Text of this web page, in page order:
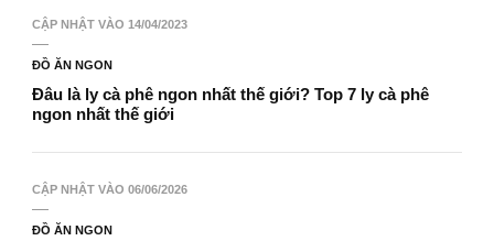
CẬP NHẬT VÀO 14/04/2023
ĐỒ ĂN NGON
Đâu là ly cà phê ngon nhất thế giới? Top 7 ly cà phê
ngon nhất thế giới
CẬP NHẬT VÀO 06/06/2026
ĐỒ ĂN NGON